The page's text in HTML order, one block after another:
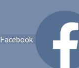
Facebook